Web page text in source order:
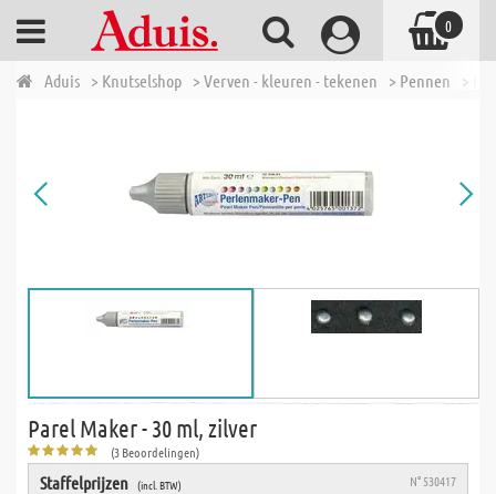
Aduis > Knutselshop > Verven - kleuren - tekenen > Pennen >
Parel Maker - 30 ml, zilver
(3 Beoordelingen)
Staffelprijzen (incl. BTW) N° 530417
0